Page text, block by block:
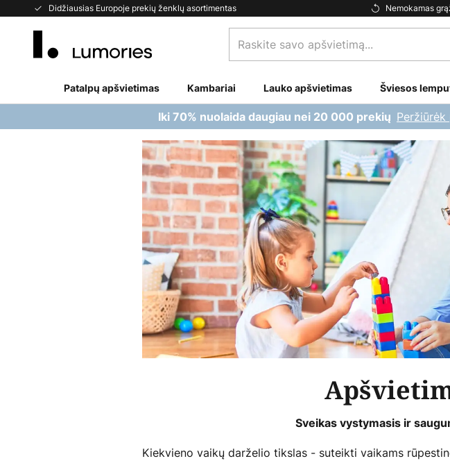
Didžiausias Europoje prekių ženklų asortimentas Nemokamas
Skip
savo
Patalpų apšvietimas Kambariai Lauko apšvietimas Šviesos
Iki 70% nuolaida daugiau nei 20 000 prekių Peržiūrėk
Sveikas vystymasis ir
Kiekvieno vaikų darželio tikslas - suteikti vaikams